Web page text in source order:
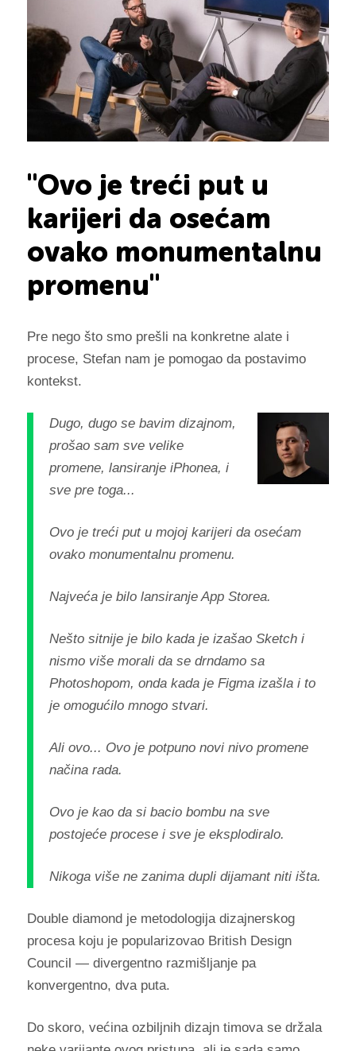
"Ovo je treći put u
karijeri da osećam
ovako monumentalnu
promenu"
Pre nego što smo prešli na konkretne alate i
procese, Stefan nam je pomogao da postavimo
kontekst.
Dugo, dugo se bavim dizajnom,
prošao sam sve velike
promene, lansiranje iPhonea, i
sve pre toga...
Ovo je treći put u mojoj karijeri da osećam
ovako monumentalnu promenu.
Najveća je bilo lansiranje App Storea.
Nešto sitnije je bilo kada je izašao Sketch i
nismo više morali da se drndamo sa
Photoshopom, onda kada je Figma izašla i to
je omogućilo mnogo stvari.
Ali ovo... Ovo je potpuno novi nivo promene
načina rada.
Ovo je kao da si bacio bombu na sve
postojeće procese i sve je eksplodiralo.
Nikoga više ne zanima dupli dijamant niti išta.
Double diamond je metodologija dizajnerskog
procesa koju je popularizovao British Design
Council — divergentno razmišljanje pa
konvergentno, dva puta.
Do skoro, većina ozbiljnih dizajn timova se držala